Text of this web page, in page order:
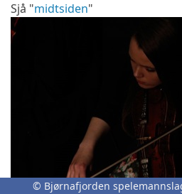
Sjå "midtsiden"
© Bjørnafjorden